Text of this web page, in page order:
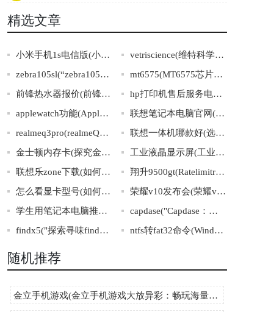
精选文章
小米手机1s电信版(小米手机1s电信版：通信更畅享，一键轻松快捷)
vetriscience(维特科学——宠物健康解决方案)
zebra105sl(“zebra105sl”打印机的出色表现及应用广泛性简介)
mt6575(MT6575芯片简介及其应用领域解析)
前锋热水器报价(前锋热水器价格大公开，新款型号特价优惠！)
hp打印机售后服务电话("解决hp打印机问题？拨打售后服务电话立即获得帮助！")
applewatch功能(AppleWatch的功能介绍及使用攻略推荐)
联想笔记本电脑官网(联想笔记本电脑官网：轻松选购，畅享高效生活)
realmeq3pro(realmeQ3Pro：一款性能卓越的高性价比5G手机)
联想一体机哪款好(选择联想一体机的技巧与推荐)
金士顿内存卡(探究金士顿内存卡的优势与劣势)
工业液晶显示屏(工业液晶显示屏：高可靠性产品应用广泛)
联想乐zone下载(如何下载联想乐zone？)
翔升9500gt(Ratelimitreachedfordefault-gpt-3.5-turboinorganizationorg-kQtPz8nxKcCoG
怎么看显卡型号(如何正确识别显卡型号)
荣耀v10发布会(荣耀v10发布会：全面解读荣耀新旗舰)
学生用笔记本电脑推荐(30个汉字标题推荐：优质笔记本电脑推荐，满足学生学习和娱乐需要！)
capdase("Capdase：为你的智能设备提供完美保护和便捷体验")
findx5("探索寻味findx5：解密其隐藏的科技与艺术精髓")
ntfs转fat32命令(Windows系统下NTFS转FAT32的实用命令)
随机推荐
金立手机游戏(金立手机游戏大放异彩：畅玩海量精品游戏，体验顶尖硬件带来的超凡流畅！)